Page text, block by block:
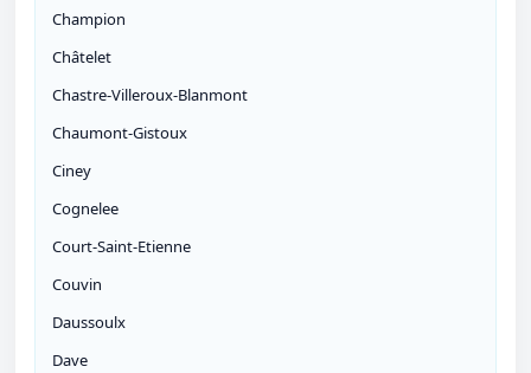
Champion
Châtelet
Chastre-Villeroux-Blanmont
Chaumont-Gistoux
Ciney
Cognelee
Court-Saint-Etienne
Couvin
Daussoulx
Dave